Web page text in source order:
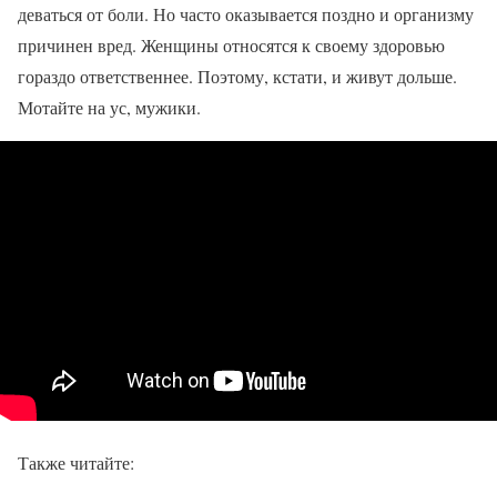
деваться от боли. Но часто оказывается поздно и организму
причинен вред. Женщины относятся к своему здоровью
гораздо ответственнее. Поэтому, кстати, и живут дольше.
Мотайте на ус, мужики.
Также читайте: